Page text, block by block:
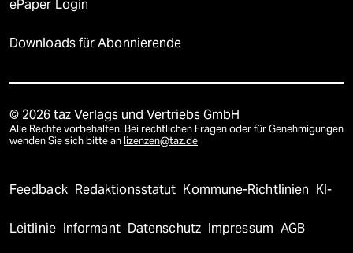
ePaper Login
Downloads für Abonnierende
© 2026 taz Verlags und Vertriebs GmbH
Alle Rechte vorbehalten. Bei rechtlichen Fragen oder für Genehmigungen
wenden Sie sich bitte an lizenzen@taz.de
Feedback Redaktionsstatut Kommune-Richtlinien KI-
Leitlinie Informant Datenschutz Impressum AGB